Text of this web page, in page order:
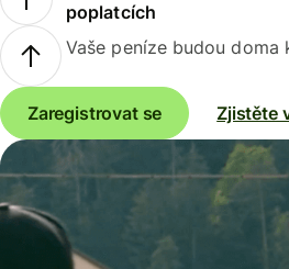
poplatcích
Vaše peníze budou doma
Zaregistrovat se Zjistěte